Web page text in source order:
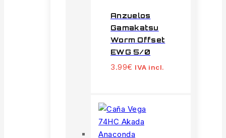
Anzuelos
Gamakatsu
Worm Offset
EWG 5/0
3.99€ IVA incl.